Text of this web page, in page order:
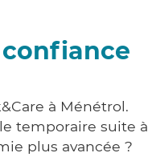
à Ménétrol.
temporaire suite
plus avancée ?